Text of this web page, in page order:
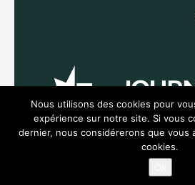
Nous utilisons des cookies pour
expérience sur notre site. Si vous
dernier, nous considérerons que vous
cookies.